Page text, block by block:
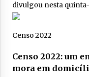
divulgou nesta
Censo 2022
Censo 2022: um
mora em